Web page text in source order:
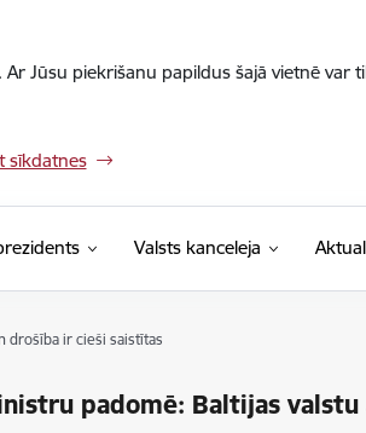
Jūsu piekrišanu papildus šajā vietnē
sīkdatnes
Valsts kanceleja
drošība ir cieši saistītas
padomē: Baltijas